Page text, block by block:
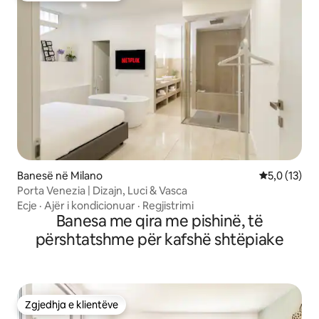
çantat e tyre. Vizitorët lejohen
gjithmonë të lënë valixhet dhe sendet
personale, nëse kërkohet, edhe pas
çregjistrimit në një vend të sigurt për aq
kohë sa u duhet.
Banesë në Milano Vlerësimi
5,0 (13)
Porta Venezia | Dizajn, Luci & Vasca
Ecje · Ajër i kondicionuar · Regjistrimi
Banesa me qira me pishinë, të
përshtatshme për kafshë shtëpiake
Zgjedhja e klientëve
Zgjedhja e klientëve